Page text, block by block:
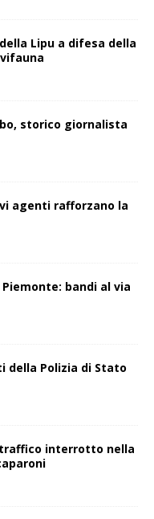
della Lipu a difesa della
storico giornalista
agenti rafforzano la
bandi al via
della Polizia di Stato
interrotto nella